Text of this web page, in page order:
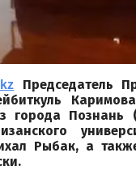
Председатель
города Познань
Рыбак, а